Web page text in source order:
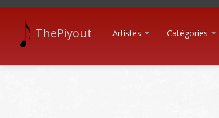
ThePiyout Artistes Catégories